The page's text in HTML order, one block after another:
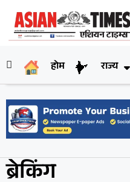
होम राज्य
ब्रेकिंग